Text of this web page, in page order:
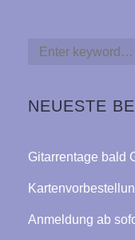
Search
NEUESTE
Gitarrentage bald
Anmeldung ab